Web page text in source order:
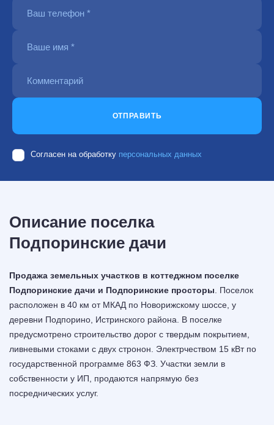
ОТПРАВИТЬ
Согласен на обработку персональных данных
Описание поселка
Подпоринские дачи
Продажа земельных участков в коттеджном поселке
Подпоринские дачи и Подпоринские просторы . Поселок
расположен в 40 км от МКАД по Новорижскому шоссе, у
деревни Подпорино, Истринского района. В поселке
предусмотрено строительство дорог с твердым покрытием,
ливневыми стоками с двух стронон. Электрчеством 15 кВт по
государственной программе 863 ФЗ. Участки земли в
собственности у ИП, продаются напрямую без
посреднических услуг.